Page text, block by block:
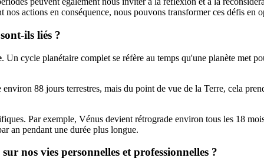
actions en conséquence, nous pouvons transformer ces défis en
ils liés ?
. Un cycle planétaire complet se réfère au temps qu'une planète met
88 jours terrestres, mais du point de vue de la Terre, cela
Par exemple, Vénus devient rétrograde environ tous les 18
an pendant une durée plus longue.
nos vies personnelles et professionnelles ?